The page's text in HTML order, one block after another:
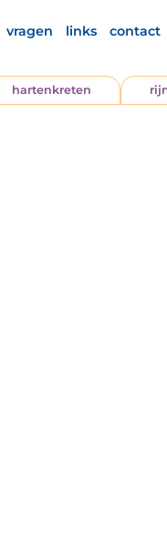
vragen links contact
hartenkreten